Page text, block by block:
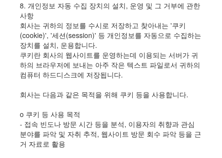
8. 개인정보 자동 수집 장치의 설치, 운영 및 그 거부에 관한
사항
회사는 귀하의 정보를 수시로 저장하고 찾아내는 '쿠키
(cookie)', '세션(session)' 등 개인정보를 자동으로 수집하는
장치를 설치, 운용합니다.
쿠키란 회사의 웹사이트를 운영하는데 이용되는 서버가 귀
하의 브라우저에 보내는 아주 작은 텍스트 파일로서 귀하의
컴퓨터 하드디스크에 저장됩니다.
회사는 다음과 같은 목적을 위해 쿠키 등을 사용합니다.
ο 쿠키 등 사용 목적
- 접속 빈도나 방문 시간 등을 분석, 이용자의 취향과 관심
분야를 파악 및 자취 추적, 웹사이트 방문 회수 파악 등을 근
거 자료로 활용